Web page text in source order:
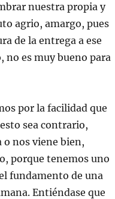
nuestra propia y
agrio, amargo, pues
de la entrega a ese
no es muy bueno para
por la facilidad que
sea contrario,
nos viene bien,
porque tenemos uno
fundamento de una
Entiéndase que